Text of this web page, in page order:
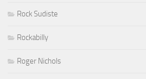
Rock Sudiste
Rockabilly
Roger Nichols